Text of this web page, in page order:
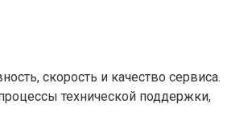
скорость и качество сервиса.
технической поддержки,